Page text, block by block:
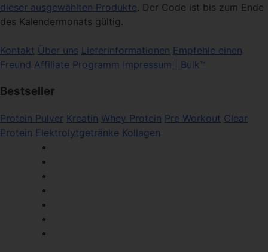
dieser ausgewählten Produkte. Der Code ist bis zum Ende
des Kalendermonats gültig.
Kontakt Über uns Lieferinformationen Empfehle einen
Freund Affiliate Programm Impressum | Bulk™
Bestseller
Protein Pulver Kreatin Whey Protein Pre Workout Clear
Protein Elektrolytgetränke Kollagen